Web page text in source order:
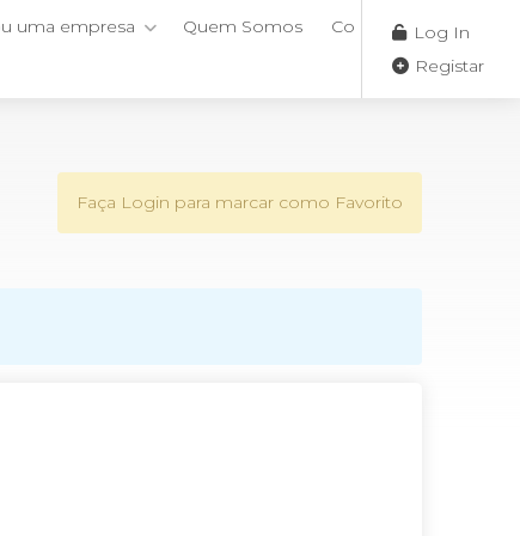
uma empresa Quem Somos ContactosLog In
Registar
Faça Login para marcar como Favorito